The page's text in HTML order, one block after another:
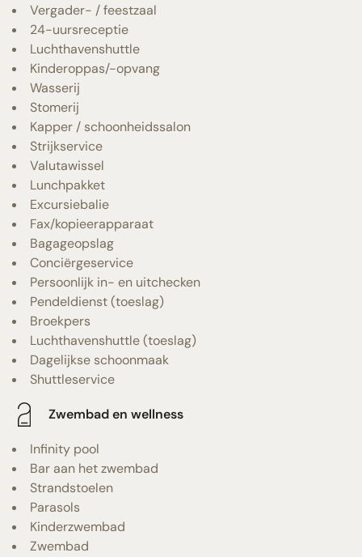
Vergader- / feestzaal
24-uursreceptie
Luchthavenshuttle
Kinderoppas/-opvang
Wasserij
Stomerij
Kapper / schoonheidssalon
Strijkservice
Valutawissel
Lunchpakket
Excursiebalie
Fax/kopieerapparaat
Bagageopslag
Conciërgeservice
Persoonlijk in- en uitchecken
Pendeldienst (toeslag)
Broekpers
Luchthavenshuttle (toeslag)
Dagelijkse schoonmaak
Shuttleservice
Zwembad en wellness
Infinity pool
Bar aan het zwembad
Strandstoelen
Parasols
Kinderzwembad
Zwembad